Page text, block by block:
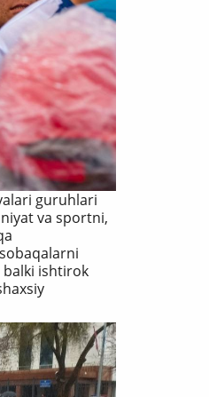
guruhlari
va sportni,
ishtirok